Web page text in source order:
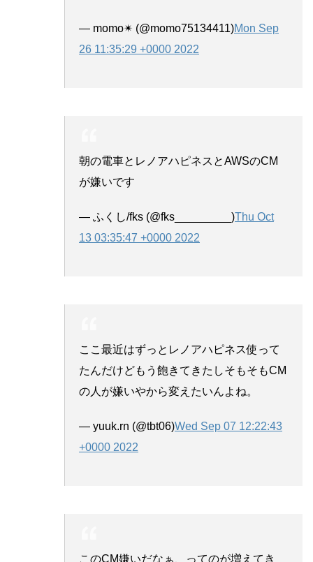
— momo✴︎ (@momo75134411)Mon Sep
26 11:35:29 +0000 2022
朝の電車とレノアハピネスとAWSのCM
が嫌いです
— ふくし/fks (@fks_________)Thu Oct
13 03:35:47 +0000 2022
ここ最近はずっとレノアハピネス使って
たんだけどもう飽きてきたしそもそもCM
の人が嫌いやから変えたいんよね。
— yuuk.rn (@tbt06)Wed Sep 07 12:22:43
+0000 2022
このCM嫌いだなぁ、ってのが増えてき